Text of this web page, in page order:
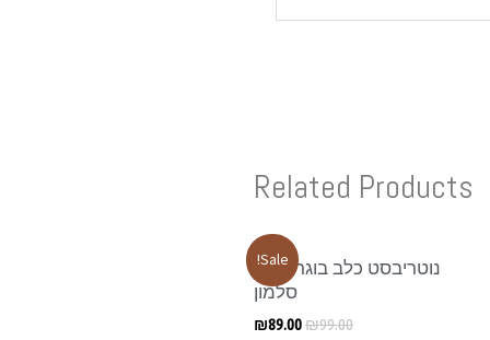
Related Products
Sale!
נוטריבסט כלב בוגר 3 ק"ג
סלמון
₪99.00
₪89.00